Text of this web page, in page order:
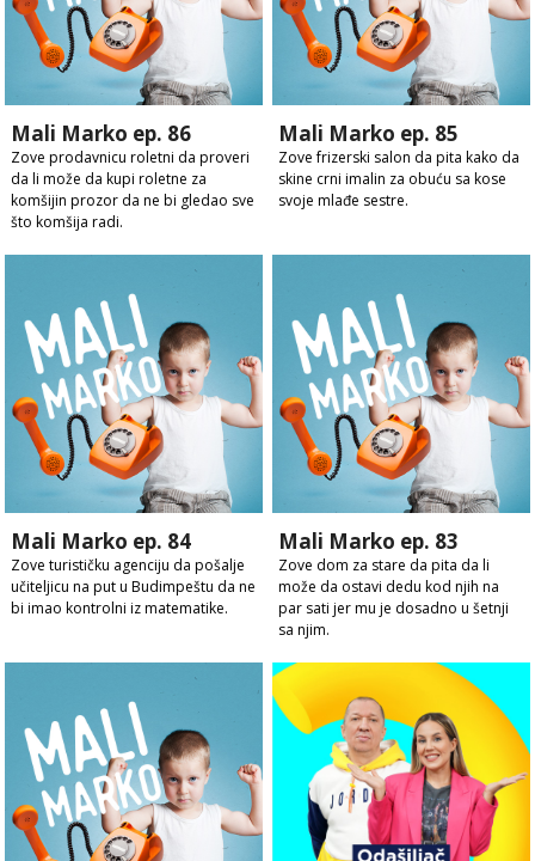
Mali Marko ep. 86
Zove prodavnicu roletni da proveri
da li može da kupi roletne za
komšijin prozor da ne bi gledao sve
što komšija radi.
Mali Marko ep. 85
Zove frizerski salon da pita kako da
skine crni imalin za obuću sa kose
svoje mlađe sestre.
Mali Marko ep. 84
Zove turističku agenciju da pošalje
učiteljicu na put u Budimpeštu da ne
bi imao kontrolni iz matematike.
Mali Marko ep. 83
Zove dom za stare da pita da li
može da ostavi dedu kod njih na
par sati jer mu je dosadno u šetnji
sa njim.